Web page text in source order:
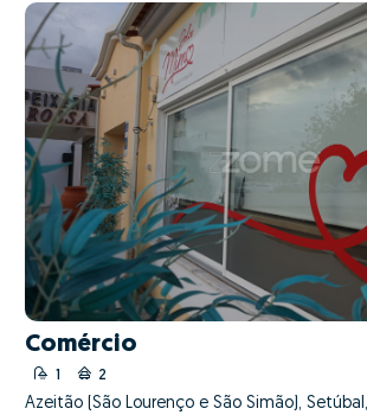
Comércio
1 2
Azeitão (São Lourenço e São Simão),